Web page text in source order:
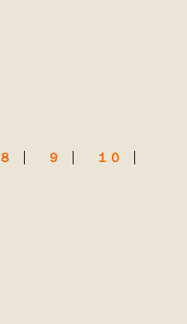
８ ９ １０